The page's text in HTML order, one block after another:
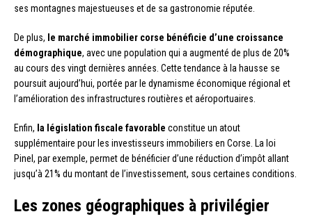
ses montagnes majestueuses et de sa gastronomie réputée.
De plus, le marché immobilier corse bénéficie d’une croissance
démographique, avec une population qui a augmenté de plus de 20%
au cours des vingt dernières années. Cette tendance à la hausse se
poursuit aujourd’hui, portée par le dynamisme économique régional et
l’amélioration des infrastructures routières et aéroportuaires.
Enfin, la législation fiscale favorable constitue un atout
supplémentaire pour les investisseurs immobiliers en Corse. La loi
Pinel, par exemple, permet de bénéficier d’une réduction d’impôt allant
jusqu’à 21% du montant de l’investissement, sous certaines conditions.
Les zones géographiques à privilégier